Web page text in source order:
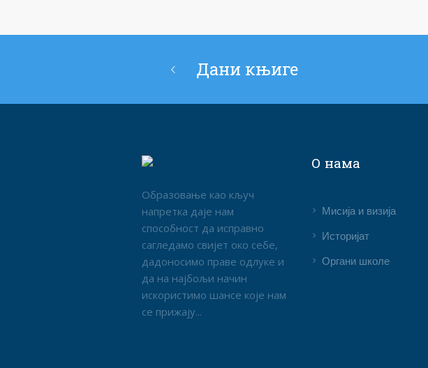
Дани књиге
Образовање као кључ
напретка даје нам
способност да исправно
сагледамо свијет око себе,
дадоносимо праве одлуке и
да на најбољи начин
искористимо шансе које нам
се прижају...
О нама
Мисија и визија
Историјат
Органи школе